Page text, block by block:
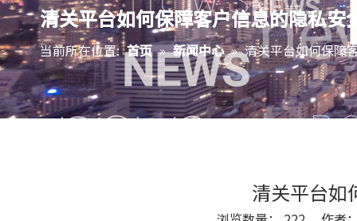
清关平台如何保障客户信息的隐私安
当前所在位置: 首页 » 新闻中心 » 清关平台如何保障
清关平台如